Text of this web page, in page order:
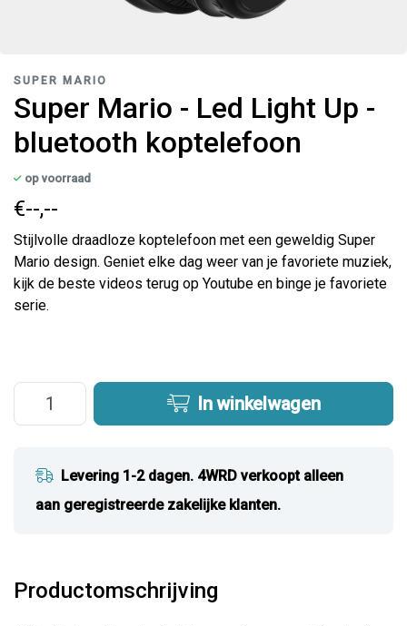
SUPER MARIO
Super Mario - Led Light Up -
bluetooth koptelefoon
op voorraad
€--,--
Stijlvolle draadloze koptelefoon met een geweldig Super
Mario design. Geniet elke dag weer van je favoriete muziek,
kijk de beste videos terug op Youtube en binge je favoriete
serie.
In winkelwagen
Levering 1-2 dagen. 4WRD verkoopt alleen
aan geregistreerde zakelijke klanten.
Productomschrijving